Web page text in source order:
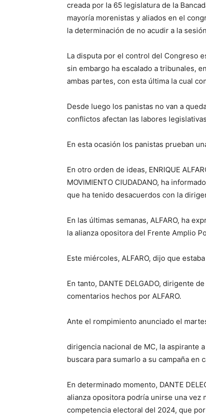
creada por la 65 legislatura de la
mayoría morenistas y aliados en el
la determinación de no acudir a la
La disputa por el control del Congreso
sin embargo ha escalado a tribunales,
ambas partes, con esta última la cual
Desde luego los panistas no van a
conflictos afectan las labores
En esta ocasión los panistas prueban
En otro orden de ideas, ENRIQUE
MOVIMIENTO CIUDADANO, ha
que ha tenido desacuerdos con la
En las últimas semanas, ALFARO, ha
la alianza opositora del Frente Amplio
Este miércoles, ALFARO, dijo que
En tanto, DANTE DELGADO, dirigente
comentarios hechos por ALFARO.
Ante el rompimiento anunciado el
dirigencia nacional de MC, la aspirante
buscara para sumarlo a su campaña
En determinado momento, DANTE
alianza opositora podría unirse una vez
competencia electoral del 2024, que